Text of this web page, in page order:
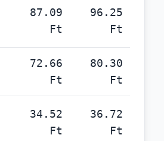
87.09
Ft
96.25
Ft
72.66
Ft
80.30
Ft
34.52
Ft
36.72
Ft